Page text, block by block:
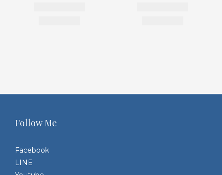
Follow Me
Facebook
LINE